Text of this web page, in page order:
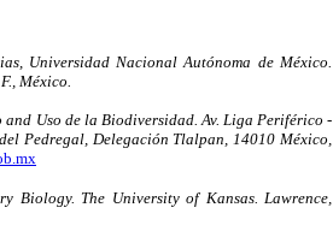
Universidad Nacional Autónoma de México.
México.
Uso de la Biodiversidad. Av. Liga Periférico -
Pedregal, Delegación Tlalpan, 14010 México,
Biology. The University of Kansas. Lawrence,